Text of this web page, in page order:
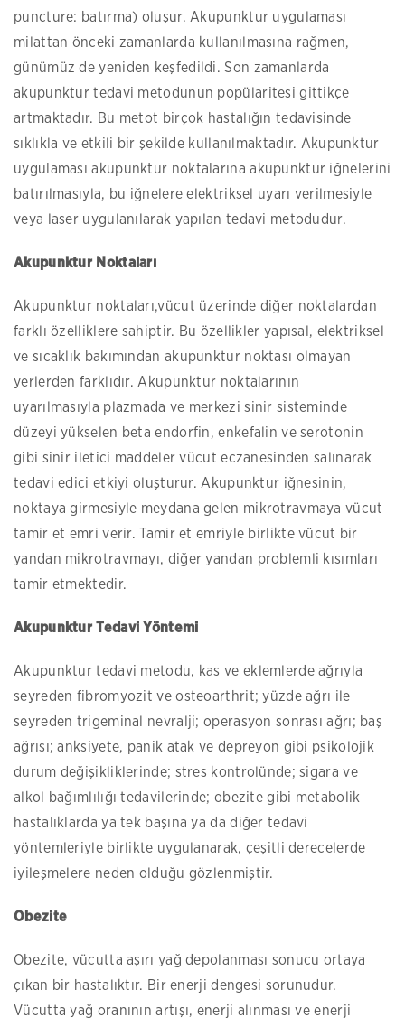
puncture: batırma) oluşur. Akupunktur uygulaması
milattan önceki zamanlarda kullanılmasına rağmen,
günümüz de yeniden keşfedildi. Son zamanlarda
akupunktur tedavi metodunun popülaritesi gittikçe
artmaktadır. Bu metot birçok hastalığın tedavisinde
sıklıkla ve etkili bir şekilde kullanılmaktadır. Akupunktur
uygulaması akupunktur noktalarına akupunktur iğnelerini
batırılmasıyla, bu iğnelere elektriksel uyarı verilmesiyle
veya laser uygulanılarak yapılan tedavi metodudur.
Akupunktur Noktaları
Akupunktur noktaları,vücut üzerinde diğer noktalardan
farklı özelliklere sahiptir. Bu özellikler yapısal, elektriksel
ve sıcaklık bakımından akupunktur noktası olmayan
yerlerden farklıdır. Akupunktur noktalarının
uyarılmasıyla plazmada ve merkezi sinir sisteminde
düzeyi yükselen beta endorfin, enkefalin ve serotonin
gibi sinir iletici maddeler vücut eczanesinden salınarak
tedavi edici etkiyi oluşturur. Akupunktur iğnesinin,
noktaya girmesiyle meydana gelen mikrotravmaya vücut
tamir et emri verir. Tamir et emriyle birlikte vücut bir
yandan mikrotravmayı, diğer yandan problemli kısımları
tamir etmektedir.
Akupunktur Tedavi Yöntemi
Akupunktur tedavi metodu, kas ve eklemlerde ağrıyla
seyreden fibromyozit ve osteoarthrit; yüzde ağrı ile
seyreden trigeminal nevralji; operasyon sonrası ağrı; baş
ağrısı; anksiyete, panik atak ve depreyon gibi psikolojik
durum değişikliklerinde; stres kontrolünde; sigara ve
alkol bağımlılığı tedavilerinde; obezite gibi metabolik
hastalıklarda ya tek başına ya da diğer tedavi
yöntemleriyle birlikte uygulanarak, çeşitli derecelerde
iyileşmelere neden olduğu gözlenmiştir.
Obezite
Obezite, vücutta aşırı yağ depolanması sonucu ortaya
çıkan bir hastalıktır. Bir enerji dengesi sorunudur.
Vücutta yağ oranının artışı, enerji alınması ve enerji